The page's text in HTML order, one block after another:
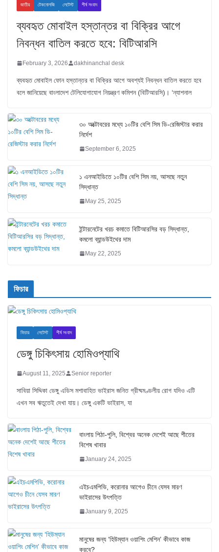
জাতীয় টেকনোলজি লেটেস্ট শীর্ষ সংবাদ
ব্যবহৃত মোবাইল হস্তান্তর বা বিক্রির আগে
নিবন্ধন বাতিল করতে হবে: বিটিআরসি
February 3, 2026 dakhinanchal desk
ব্যবহৃত মোবাইল ফোন হস্তান্তর বা বিক্রির আগে অবশ্যই নিবন্ধন বাতিল করতে হবে
বলে জানিয়েছে বাংলাদেশ টেলিযোগাযোগ নিয়ন্ত্রণ কমিশন (বিটিআরসি)। ‘ন্যাশনাল
৩০ অক্টোবরের মধ্যে ১০টির বেশি সিম ডি-রেজিস্টার করার
নির্দেশ
September 6, 2025
১ এনআইডিতে ১০টির বেশি সিম নয়, আসছে নতুন
সিদ্ধান্ত
May 25, 2025
ইন্টারনেটের খরচ কমাতে বিটিআরসির বড় সিদ্ধান্ত,
কমলো ব্যান্ডউইথের দাম
May 22, 2025
ফিচার
ফিচার লেটেস্ট শীর্ষ সংবাদ
ডেঙ্গু চিকিৎসায় হোমিওপ্যাথি
August 11, 2025 Senior reporter
সাবিয়া সিদ্দিকা ডেঙ্গু এডিস মশাবাহিত ভাইরাস জনিত গ্রীষ্মমণ্ডলীয় রোগ যদিও এটি
এখন সব ঋতুতেই দেখা যায়। ডেঙ্গু একটি ভাইরাস, যা
বাংলায় পিঠা-পুলি, বিশ্বের অনেক দেশেই আছে শীতের
বিশেষ খাবার
January 24, 2025
এইচএমপিভি, করোনার আগেও চীনে যেসব মারণ
ভাইরাসের উৎপত্তি
January 9, 2025
মানুষের জন্য ‘হিউম্যান ওয়াশিং মেশিন’ কীভাবে কাজ
করবে?